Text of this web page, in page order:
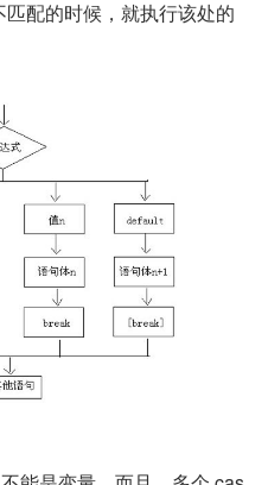
配的时候，就执行该处的